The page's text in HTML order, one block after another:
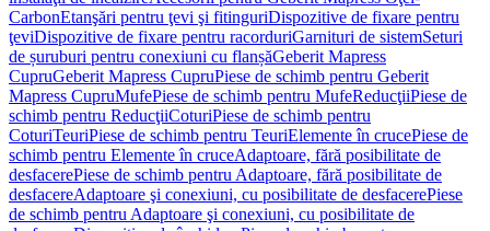
CarbonEtanşări pentru ţevi şi fitinguriDispozitive de fixare pentru
ţeviDispozitive de fixare pentru racorduriGarnituri de sistemSeturi
de șuruburi pentru conexiuni cu flanșăGeberit Mapress
CupruGeberit Mapress CupruPiese de schimb pentru Geberit
Mapress CupruMufePiese de schimb pentru MufeReducţiiPiese de
schimb pentru ReducţiiCoturiPiese de schimb pentru
CoturiTeuriPiese de schimb pentru TeuriElemente în crucePiese de
schimb pentru Elemente în cruceAdaptoare, fără posibilitate de
desfacerePiese de schimb pentru Adaptoare, fără posibilitate de
desfacereAdaptoare şi conexiuni, cu posibilitate de desfacerePiese
de schimb pentru Adaptoare şi conexiuni, cu posibilitate de